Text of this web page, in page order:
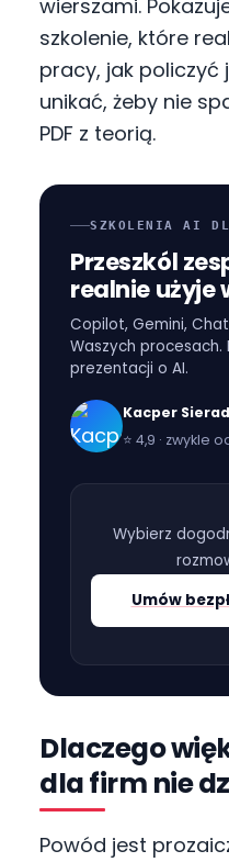
poszły, nawyk się
wierszami.
szkolenie, które
pracy, jak policzyć
unikać, żeby nie
PDF z teorią.
SZKOLENIA AI
Przeszkól
realnie użyje
Copilot, Gemini,
Waszych procesach.
prezentacji o AI.
Kacper
⭐ 4,9 · zwykle
Wybierz
Umów
Dlaczego
dla firm nie
Powód jest